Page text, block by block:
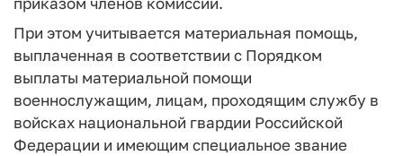
При этом учитывается материальная помощь,
выплаченная в соответствии с Порядком
выплаты материальной помощи
военнослужащим, лицам, проходящим службу в
войсках национальной гвардии Российской
Федерации и имеющим специальное звание